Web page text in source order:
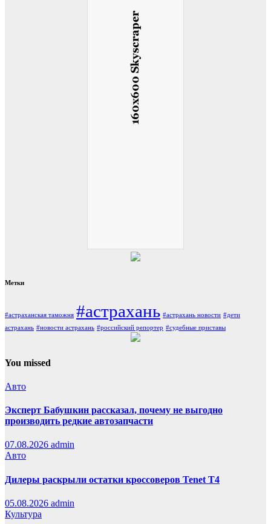
Метки
#астраханская таможня #астрахань #астрахань новости #дети
астрахань #новости астрахань #российский репортер #судебные приставы
You missed
Авто
Эксперт Бабушкин рассказал, почему не выгодно
производить редкие автозапчасти
07.08.2026 admin
Авто
Дилеры раскрыли остатки кроссоверов Tenet T4
05.08.2026 admin
Культура